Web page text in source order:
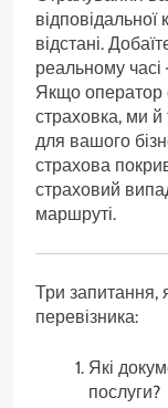
відповідальної
відстані.
реальному
Якщо оператор
страховка, ми й
для вашого
страхова
страховий
маршруті.
Три запитання,
перевізника:
Які
послуги?